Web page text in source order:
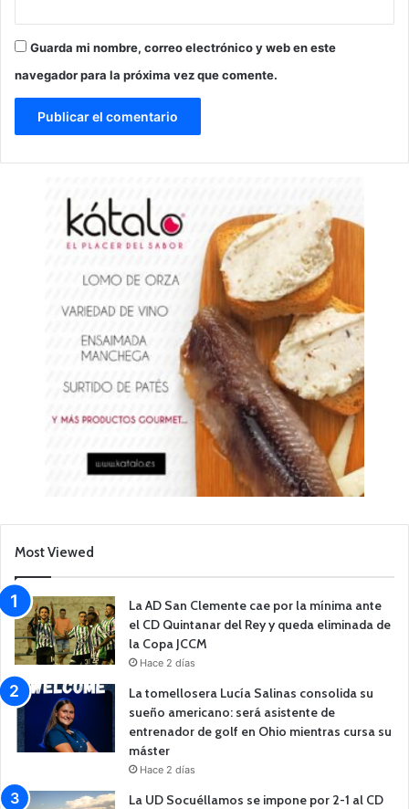
Guarda mi nombre, correo electrónico y web en este
navegador para la próxima vez que comente.
Most Viewed
La AD San Clemente cae por la mínima ante
el CD Quintanar del Rey y queda eliminada de
la Copa JCCM
Hace 2 días
La tomellosera Lucía Salinas consolida su
sueño americano: será asistente de
entrenador de golf en Ohio mientras cursa su
máster
Hace 2 días
La UD Socuéllamos se impone por 2-1 al CD